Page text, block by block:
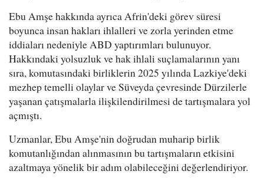
Ebu Amşe hakkında ayrıca Afrin'deki görev süresi
boyunca insan hakları ihlalleri ve zorla yerinden etme
iddiaları nedeniyle ABD yaptırımları bulunuyor.
Hakkındaki yolsuzluk ve hak ihlali suçlamalarının yanı
sıra, komutasındaki birliklerin 2025 yılında Lazkiye'deki
mezhep temelli olaylar ve Süveyda çevresinde Dürzilerle
yaşanan çatışmalarla ilişkilendirilmesi de tartışmalara yol
açmıştı.
Uzmanlar, Ebu Amşe'nin doğrudan muharip birlik
komutanlığından alınmasının bu tartışmaların etkisini
azaltmaya yönelik bir adım olabileceğini değerlendiriyor.